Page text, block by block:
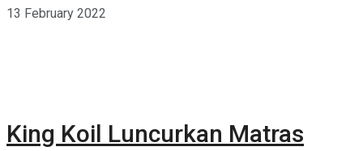
13 February 2022
King Koil Luncurkan Matras